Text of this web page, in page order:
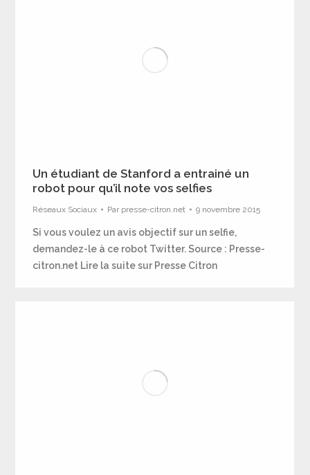
Un étudiant de Stanford a entrainé un
robot pour qu’il note vos selfies
Réseaux Sociaux Par presse-citron.net 9 novembre 2015
Si vous voulez un avis objectif sur un selfie,
demandez-le à ce robot Twitter. Source : Presse-
citron.net Lire la suite sur Presse Citron